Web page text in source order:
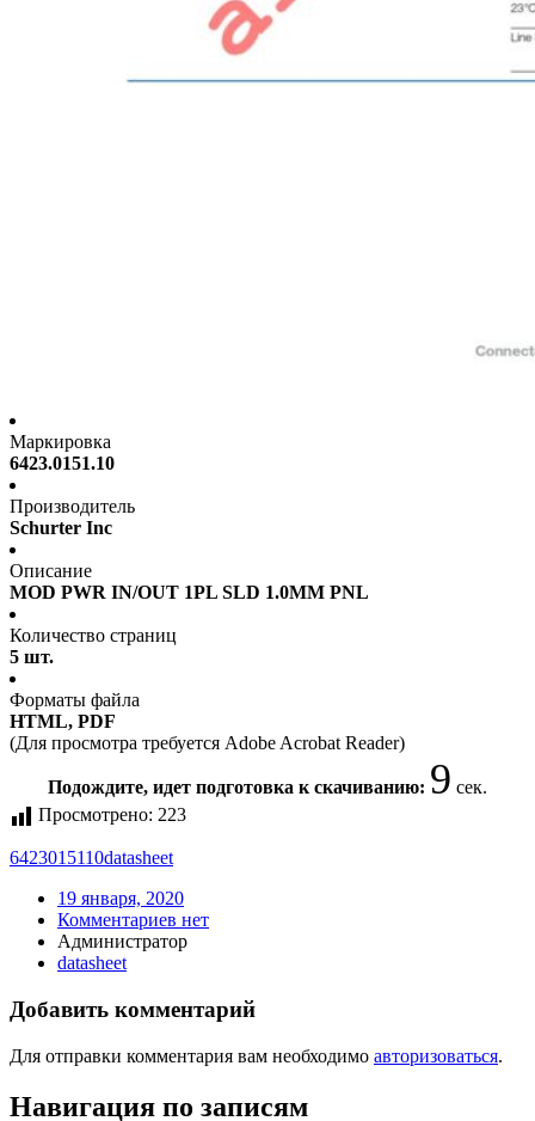
Маркировка
6423.0151.10
Производитель
Schurter Inc
Описание
MOD PWR IN/OUT 1PL SLD 1.0MM PNL
Количество страниц
5 шт.
Форматы файла
HTML, PDF
(Для просмотра требуется Adobe Acrobat Reader)
Подождите, идет подготовка к скачиванию: 9 сек.
Просмотрено: 223
6423015110datasheet
19 января, 2020
Комментариев нет
Администратор
datasheet
Добавить комментарий
Для отправки комментария вам необходимо авторизоваться.
Навигация по записям